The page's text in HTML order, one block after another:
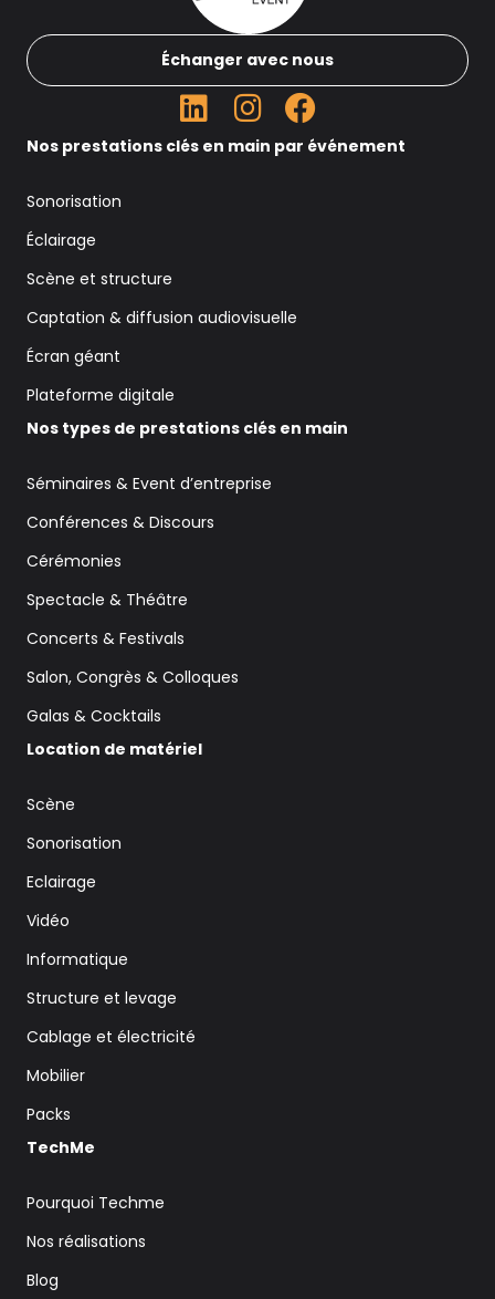
Échanger avec nous
Nos prestations clés en main par événement
Sonorisation
Éclairage
Scène et structure
Captation & diffusion audiovisuelle
Écran géant
Plateforme digitale
Nos types de prestations clés en main
Séminaires & Event d’entreprise
Conférences & Discours
Cérémonies
Spectacle & Théâtre
Concerts & Festivals
Salon, Congrès & Colloques
Galas & Cocktails
Location de matériel
Scène
Sonorisation
Eclairage
Vidéo
Informatique
Structure et levage
Cablage et électricité
Mobilier
Packs
TechMe
Pourquoi Techme
Nos réalisations
Blog